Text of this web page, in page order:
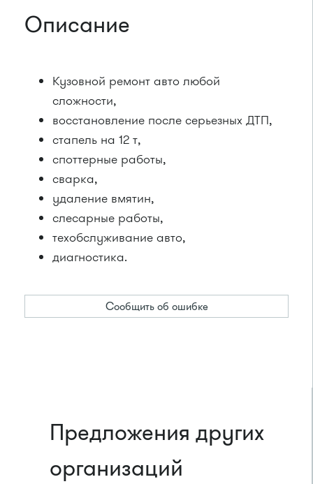
Описание
Кузовной ремонт авто любой
сложности,
восстановление после серьезных ДТП,
стапель на 12 т,
споттерные работы,
сварка,
удаление вмятин,
слесарные работы,
техобслуживание авто,
диагностика.
Сообщить об ошибке
Предложения других
организаций